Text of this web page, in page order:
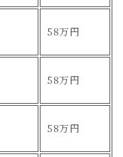
58万円
58万円
58万円